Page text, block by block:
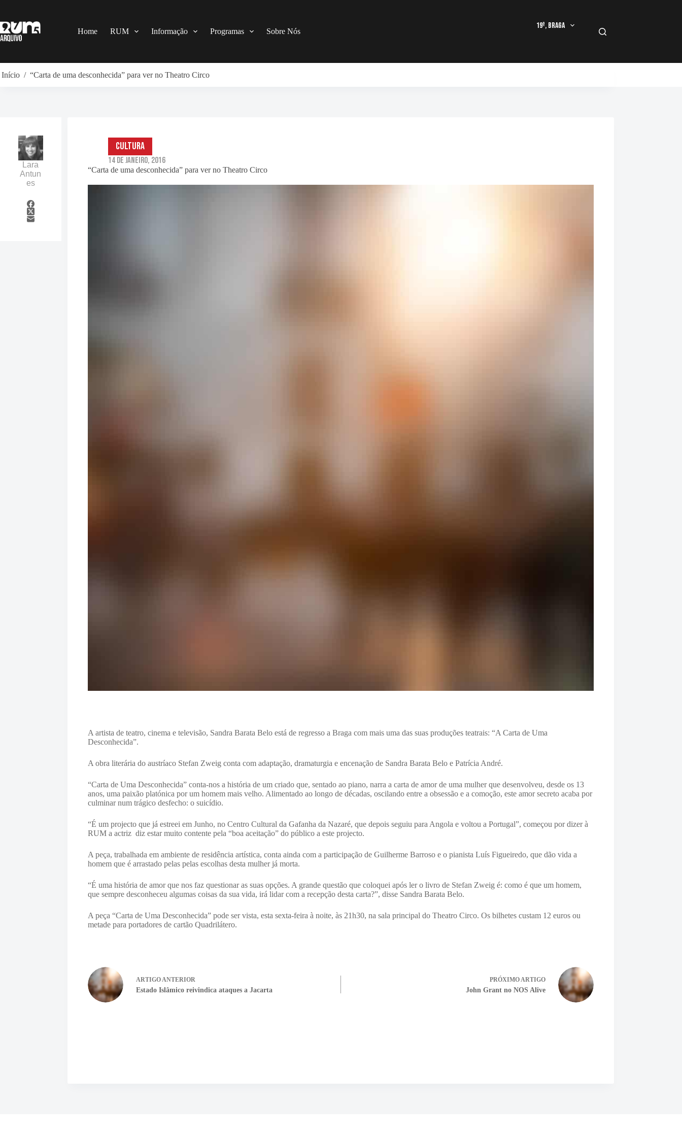
o
conteúdo
Home RUM Informação Programas Sobre Nós
19º, Braga
Início / “Carta de uma desconhecida” para ver no Theatro Circo
“Carta de uma desconhecida” para ver no Theatro Circo
Cultura
14 de Janeiro, 2016
A artista de teatro, cinema e televisão, Sandra Barata Belo está de regresso a Braga com mais uma das suas produções teatrais: “A Carta de Uma
Desconhecida”.
A obra literária do austríaco Stefan Zweig conta com adaptação, dramaturgia e encenação de Sandra Barata Belo e Patrícia André.
“Carta de Uma Desconhecida” conta-nos a história de um criado que, sentado ao piano, narra a carta de amor de uma mulher que desenvolveu, desde os 13
anos, uma paixão platónica por um homem mais velho. Alimentado ao longo de décadas, oscilando entre a obsessão e a comoção, este amor secreto acaba por
culminar num trágico desfecho: o suicídio.
“É um projecto que já estreei em Junho, no Centro Cultural da Gafanha da Nazaré, que depois seguiu para Angola e voltou a Portugal”, começou por dizer à
RUM a actriz diz estar muito contente pela “boa aceitação” do público a este projecto.
A peça, trabalhada em ambiente de residência artística, conta ainda com a participação de Guilherme Barroso e o pianista Luís Figueiredo, que dão vida a
homem que é arrastado pelas pelas escolhas desta mulher já morta.
“É uma história de amor que nos faz questionar as suas opções. A grande questão que coloquei após ler o livro de Stefan Zweig é: como é que um homem,
que sempre desconheceu algumas coisas da sua vida, irá lidar com a recepção desta carta?”, disse Sandra Barata Belo.
A peça “Carta de Uma Desconhecida” pode ser vista, esta sexta-feira à noite, às 21h30, na sala principal do Theatro Circo. Os bilhetes custam 12 euros ou
metade para portadores de cartão Quadrilátero.
ARTIGOANTERIOR
Estado Islâmico reivindica ataques a Jacarta
PRÓXIMOARTIGO
John Grant no NOS Alive
Lara
Antun
es